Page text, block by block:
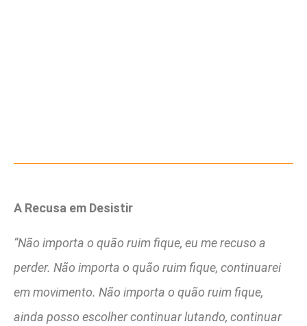
A Recusa em Desistir
“Não importa o quão ruim fique, eu me recuso a
perder. Não importa o quão ruim fique, continuarei
em movimento. Não importa o quão ruim fique,
ainda posso escolher continuar lutando, continuar